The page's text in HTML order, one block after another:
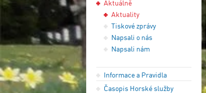
Aktuálně
Aktuality
Tiskové zprávy
Napsali o nás
Napsali nám
Informace a Pravidla
Časopis Horské služby